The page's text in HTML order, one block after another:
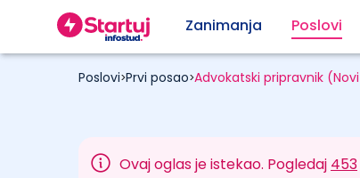
Zanimanja Poslovi
Poslovi>Prvi posao>Advokatski pripravnik
Ovaj oglas je istekao. Pogledaj 453